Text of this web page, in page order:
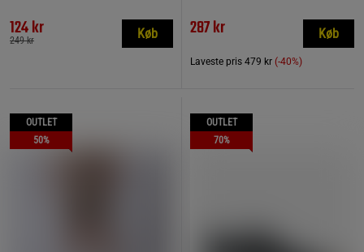
124 kr
249 kr Køb 287 kr
Laveste pris 479 kr (-40%)
Køb
OUTLET
50%
OUTLET
70%